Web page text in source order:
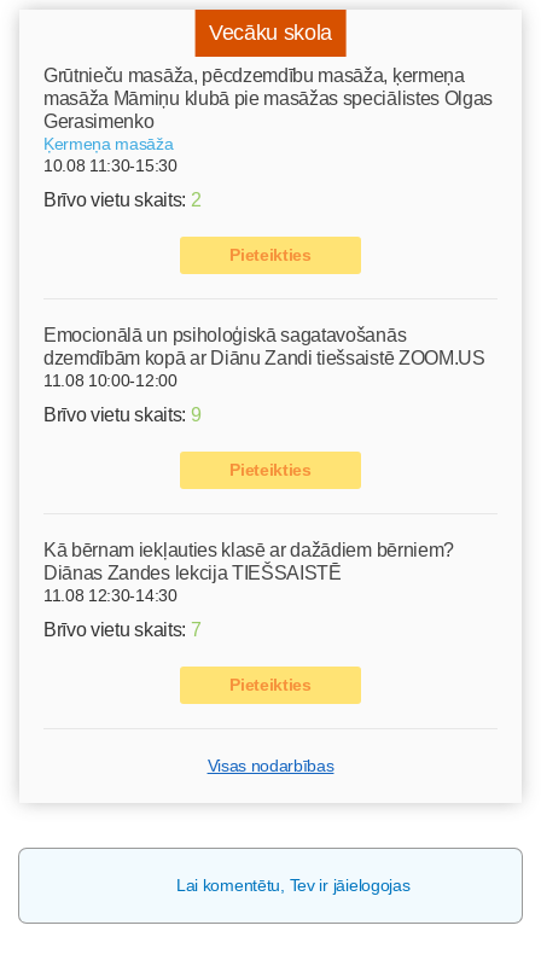
Vecāku skola
Grūtnieču masāža, pēcdzemdību masāža, ķermeņa
masāža Māmiņu klubā pie masāžas speciālistes Olgas
Gerasimenko
Ķermeņa masāža
10.08 11:30-15:30
Brīvo vietu skaits: 2
Pieteikties
Emocionālā un psiholoģiskā sagatavošanās
dzemdībām kopā ar Diānu Zandi tiešsaistē ZOOM.US
11.08 10:00-12:00
Brīvo vietu skaits: 9
Pieteikties
Kā bērnam iekļauties klasē ar dažādiem bērniem?
Diānas Zandes lekcija TIEŠSAISTĒ
11.08 12:30-14:30
Brīvo vietu skaits: 7
Pieteikties
Visas nodarbības
Lai komentētu, Tev ir jāielogojas